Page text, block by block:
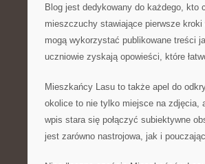
Blog jest dedykowany do każdego, kto
mieszczuchy stawiające pierwsze
mogą wykorzystać publikowane treści
uczniowie zyskają opowieści, które
Mieszkańcy Lasu to także apel do
okolice to nie tylko miejsce na zdjęcia,
wpis stara się połączyć subiektywne
jest zarówno nastrojowa, jak i